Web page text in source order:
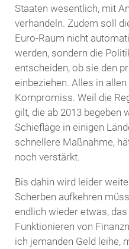
Staaten wesentlich, mit
verhandeln. Zudem soll
Euro-Raum nicht
werden, sondern die
entscheiden, ob sie den
einbeziehen. Alles in
Kompromiss. Weil die
gilt, die ab 2013 begeben
Schieflage in einigen
schnellere Maßnahme,
noch verstärkt.
Bis dahin wird leider
Scherben aufkehren
endlich wieder etwas,
Funktionieren von
ich jemanden Geld leihe,